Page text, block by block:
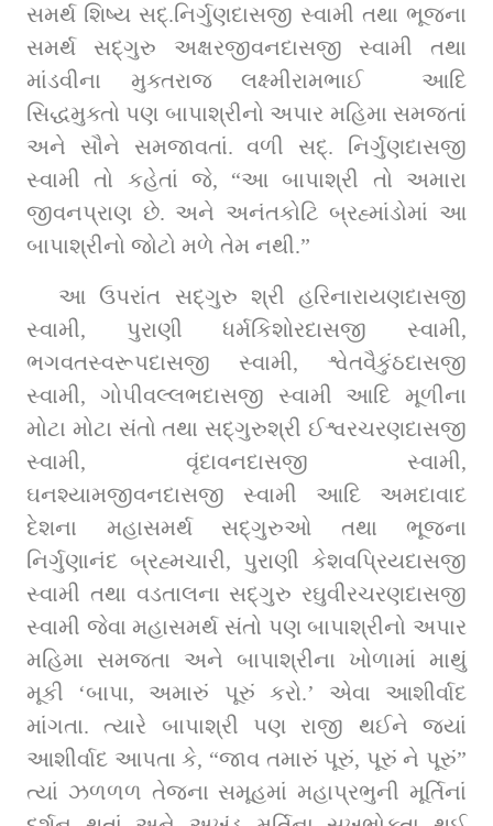
સમર્થ શિષ્ય સદ્‌.નિર્ગુણદાસજી સ્વામી તથા ભૂજના
સમર્થ સદ્‌ગુરુ અક્ષરજીવનદાસજી સ્વામી તથા
માંડવીના મુક્તરાજ લક્ષ્મીરામભાઈ  આદિ
સિદ્ધમુક્તો પણ બાપાશ્રીનો અપાર મહિમા સમજતાં
અને સૌને સમજાવતાં. વળી સદ્‌. નિર્ગુણદાસજી
સ્વામી તો કહેતાં જે, “આ બાપાશ્રી તો અમારા
જીવનપ્રાણ છે. અને અનંતકોટિ બ્રહ્માંડોમાં આ
બાપાશ્રીનો જોટો મળે તેમ નથી.”
આ ઉપરાંત સદ્‌ગુરુ શ્રી હરિનારાયણદાસજી
સ્વામી, પુરાણી ધર્મકિશોરદાસજી સ્વામી,
ભગવતસ્વરૂપદાસજી સ્વામી, શ્વેતવૈકુંઠદાસજી
સ્વામી, ગોપીવલ્લભદાસજી સ્વામી આદિ મૂળીના
મોટા મોટા સંતો તથા સદ્‌ગુરુશ્રી ઈશ્વરચરણદાસજી
સ્વામી, વૃંદાવનદાસજી સ્વામી,
ઘનશ્યામજીવનદાસજી સ્વામી આદિ અમદાવાદ
દેશના મહાસમર્થ સદ્‌ગુરુઓ તથા ભૂજના
નિર્ગુણાનંદ બ્રહ્મચારી, પુરાણી કેશવપ્રિયદાસજી
સ્વામી તથા વડતાલના સદ્‌ગુરુ રઘુવીરચરણદાસજી
સ્વામી જેવા મહાસમર્થ સંતો પણ બાપાશ્રીનો અપાર
મહિમા સમજતા અને બાપાશ્રીના ખોળામાં માથું
મૂકી ‘બાપા, અમારું પૂરું કરો.’ એવા આશીર્વાદ
માંગતા. ત્યારે બાપાશ્રી પણ રાજી થઈને જ્યાં
આશીર્વાદ આપતા કે, “જાવ તમારું પૂરું, પૂરું ને પૂરું”
ત્યાં ઝળળળ તેજના સમૂહમાં મહાપ્રભુની મૂર્તિનાં